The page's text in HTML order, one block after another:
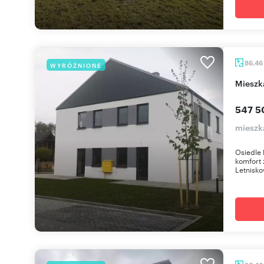
WYRÓŻNIONE 86,46
547
Osiedle
komfort